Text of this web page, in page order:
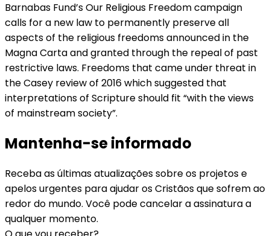
Barnabas Fund’s Our Religious Freedom campaign
calls for a new law to permanently preserve all
aspects of the religious freedoms announced in the
Magna Carta and granted through the repeal of past
restrictive laws. Freedoms that came under threat in
the Casey review of 2016 which suggested that
interpretations of Scripture should fit “with the views
of mainstream society”.
Mantenha-se informado
Receba as últimas atualizações sobre os projetos e
apelos urgentes para ajudar os Cristãos que sofrem ao
redor do mundo. Você pode cancelar a assinatura a
qualquer momento.